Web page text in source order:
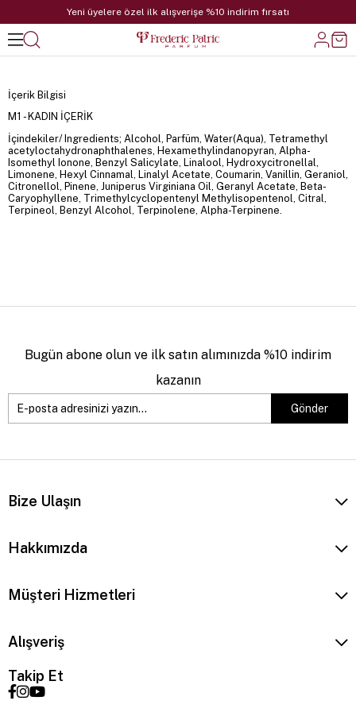
Yeni üyelere özel ilk alışverişe %10 indirim fırsatı
İçerik Bilgisi
M1 - KADIN İÇERİK
İçindekiler/ Ingredients; Alcohol, Parfüm, Water(Aqua), Tetramethyl
acetyloctahydronaphthalenes, Hexamethylindanopyran, Alpha-
Isomethyl Ionone, Benzyl Salicylate, Linalool, Hydroxycitronellal,
Limonene, Hexyl Cinnamal, Linalyl Acetate, Coumarin, Vanillin, Geraniol,
Citronellol, Pinene, Juniperus Virginiana Oil, Geranyl Acetate, Beta-
Caryophyllene, Trimethylcyclopentenyl Methylisopentenol, Citral,
Terpineol, Benzyl Alcohol, Terpinolene, Alpha-Terpinene.
Bugün abone olun ve ilk satın alımınızda %10 indirim
kazanın
Gönder
Bize Ulaşın
Hakkımızda
Müşteri Hizmetleri
Alışveriş
Takip Et